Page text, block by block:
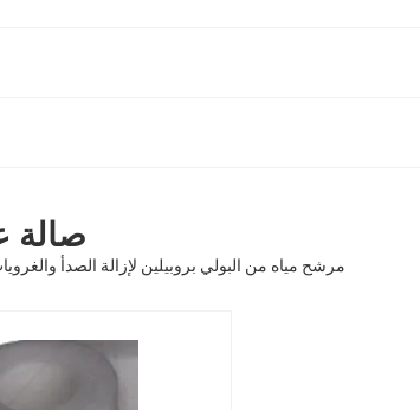
مرشح مياه من البولي بروبيلين لإزالة الصدأ